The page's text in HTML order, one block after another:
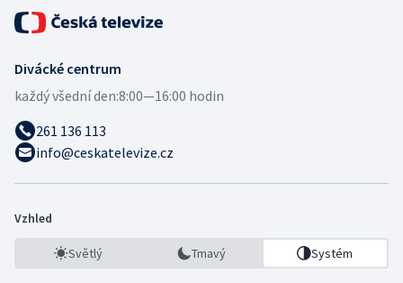
Divácké centrum
každý všední den:8:00—16:00 hodin
261 136 113
info@ceskatelevize.cz
Vzhled
Světlý Tmavý Systém